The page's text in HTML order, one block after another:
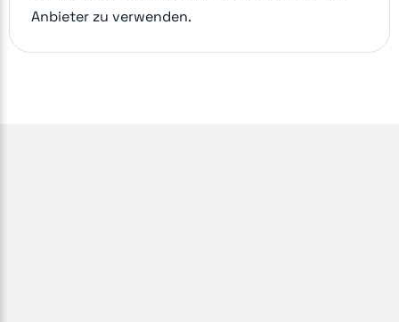
Anbieter zu verwenden.